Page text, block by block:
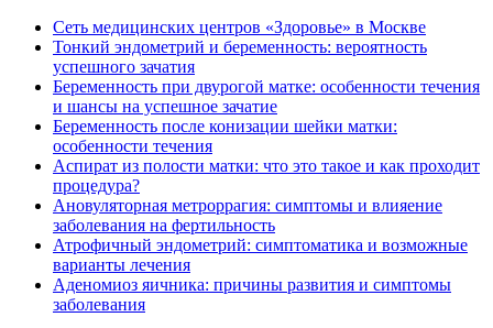
Сеть медицинских центров «Здоровье» в Москве
Тонкий эндометрий и беременность: вероятность
успешного зачатия
Беременность при двурогой матке: особенности течения
и шансы на успешное зачатие
Беременность после конизации шейки матки:
особенности течения
Аспират из полости матки: что это такое и как проходит
процедура?
Ановуляторная метроррагия: симптомы и влияение
заболевания на фертильность
Атрофичный эндометрий: симптоматика и возможные
варианты лечения
Аденомиоз яичника: причины развития и симптомы
заболевания